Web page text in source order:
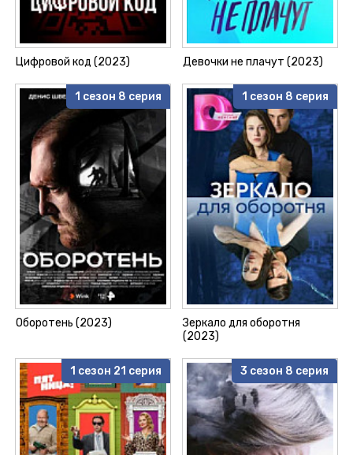
Цифровой код (2023) Девочки не плачут (2023)
Оборотень (2023)
1 сезон 8 серия
Зеркало для оборотня
(2023)
1 сезон 8 серия
1 сезон 21 серия 3 сезон 8 серия